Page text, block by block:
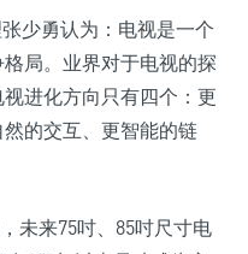
少勇认为：电视是一个
局。业界对于电视的探
进化方向只有四个：更
的交互、更智能的链
未来75吋、85吋尺寸电